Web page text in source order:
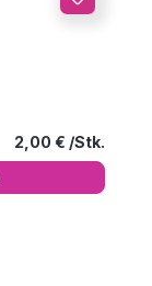
Regulärer
2,00 €